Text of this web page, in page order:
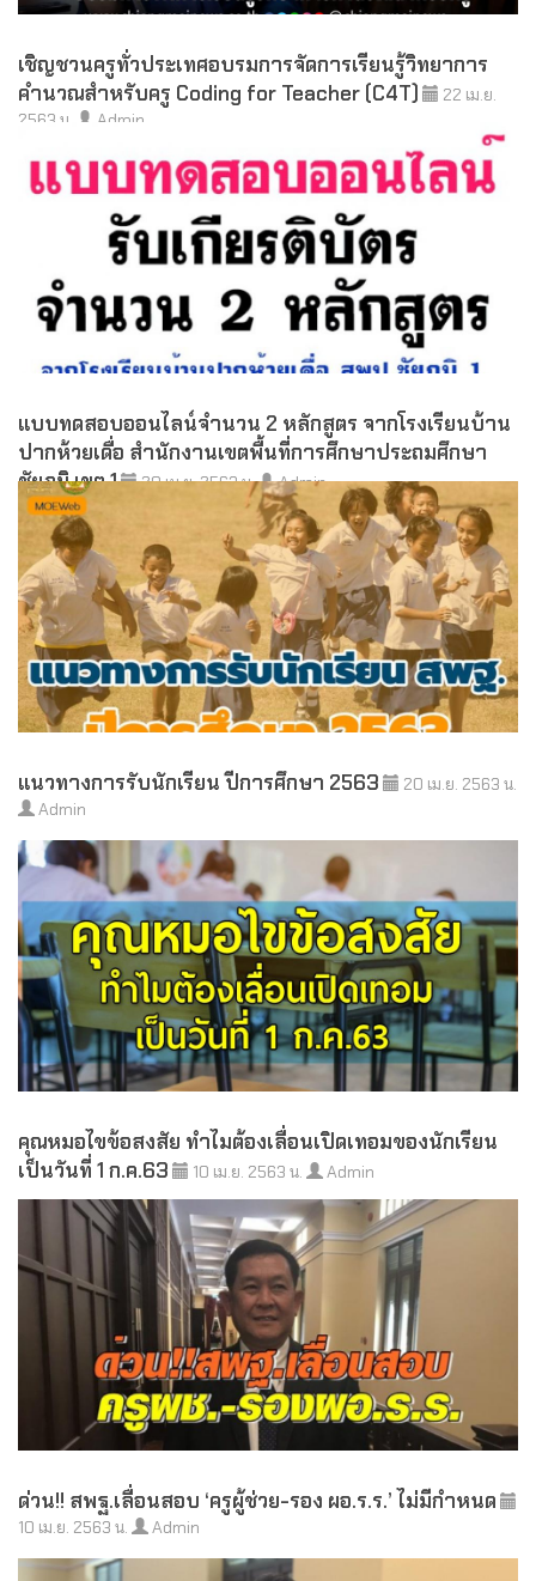
เชิญชวนครูทั่วประเทศอบรมการจัดการเรียนรู้วิทยาการ
คำนวณสำหรับครู Coding for Teacher (C4T)
22 เม.ย.
2563 น.
Admin
แบบทดสอบออนไลน์จำนวน 2 หลักสูตร จากโรงเรียนบ้าน
ปากห้วยเดื่อ สำนักงานเขตพื้นที่การศึกษาประถมศึกษา
ชัยภูมิ เขต 1
20 เม.ย. 2563 น. Admin
แนวทางการรับนักเรียน ปีการศึกษา 2563
20 เม.ย. 2563 น.
Admin
คุณหมอไขข้อสงสัย ทำไมต้องเลื่อนเปิดเทอมของนักเรียน
เป็นวันที่ 1 ก.ค.63
10 เม.ย. 2563 น. Admin
ด่วน!! สพฐ.เลื่อนสอบ ‘ครูผู้ช่วย-รอง ผอ.ร.ร.’ ไม่มีกำหนด
10 เม.ย. 2563 น. Admin